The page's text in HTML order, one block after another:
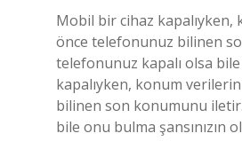
Mobil bir cihaz
önce telefonunuz bilinen
telefonunuz kapalı olsa
kapalıyken, konum
bilinen son konumunu
bile onu bulma şansınızın